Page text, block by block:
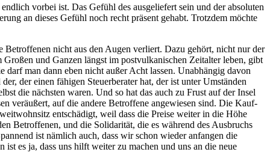
vorbei ist. Das Gefühl des ausgeliefert sein und der absoluten
an dieses Gefühl noch recht präsent gehabt. Trotzdem möchte
Betroffenen nicht aus den Augen verliert. Dazu gehört, nicht nur der
und Ganzen längst im postvulkanischen Zeitalter leben, gibt
man dann eben nicht außer Acht lassen. Unabhängig davon
der einen fähigen Steuerberater hat, der ist unter Umständen
die nächsten waren. Und so hat das auch zu Frust auf der Insel
veräußert, auf die andere Betroffene angewiesen sind. Die Kauf-
entschädigt, weil dass die Preise weiter in die Höhe
Betroffenen, und die Solidarität, die es während des Ausbruchs
ist nämlich auch, dass wir schon wieder anfangen die
es ja, dass uns hilft weiter zu machen und uns an die neue